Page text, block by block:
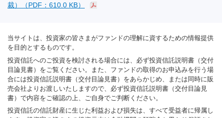
裁）（PDF：610.0 KB）
当サイトは、投資家の皆さまがファンドの理解に資するための情報提供
を目的とするものです。
投資信託へのご投資を検討される場合には、必ず投資信託説明書（交付
目論見書）をご覧ください。また、ファンドの取得のお申込みを行う場
合には投資信託説明書（交付目論見書）をあらかじめ、または同時に販
売会社よりお渡しいたしますので、必ず投資信託説明書（交付目論見
書）で内容をご確認の上、ご自身でご判断ください。
投資信託の信託財産に生じた利益および損失は、すべて受益者に帰属し